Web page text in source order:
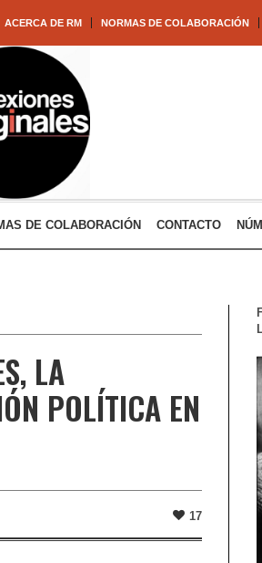
ACERCA DE RM NORMAS DE COLABORACIÓN
DE COLABORACIÓN CONTACTO
LA
POLÍTICA EN
17